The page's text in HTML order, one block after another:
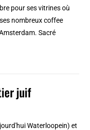
pour ses vitrines où
nombreux coffee
Sacré
juif
Waterloopein) et